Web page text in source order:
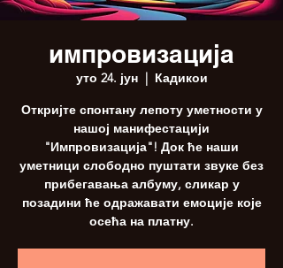
импровизација
уто 24. јун
  |
Кадикои
Откријте спонтану лепоту уметности у
нашој манифестацији
"Импровизација"! Док ће наши
уметници слободно пуштати звуке без
прибегавања албуму, сликар у
позадини ће одражавати емоције које
осећа на платну.